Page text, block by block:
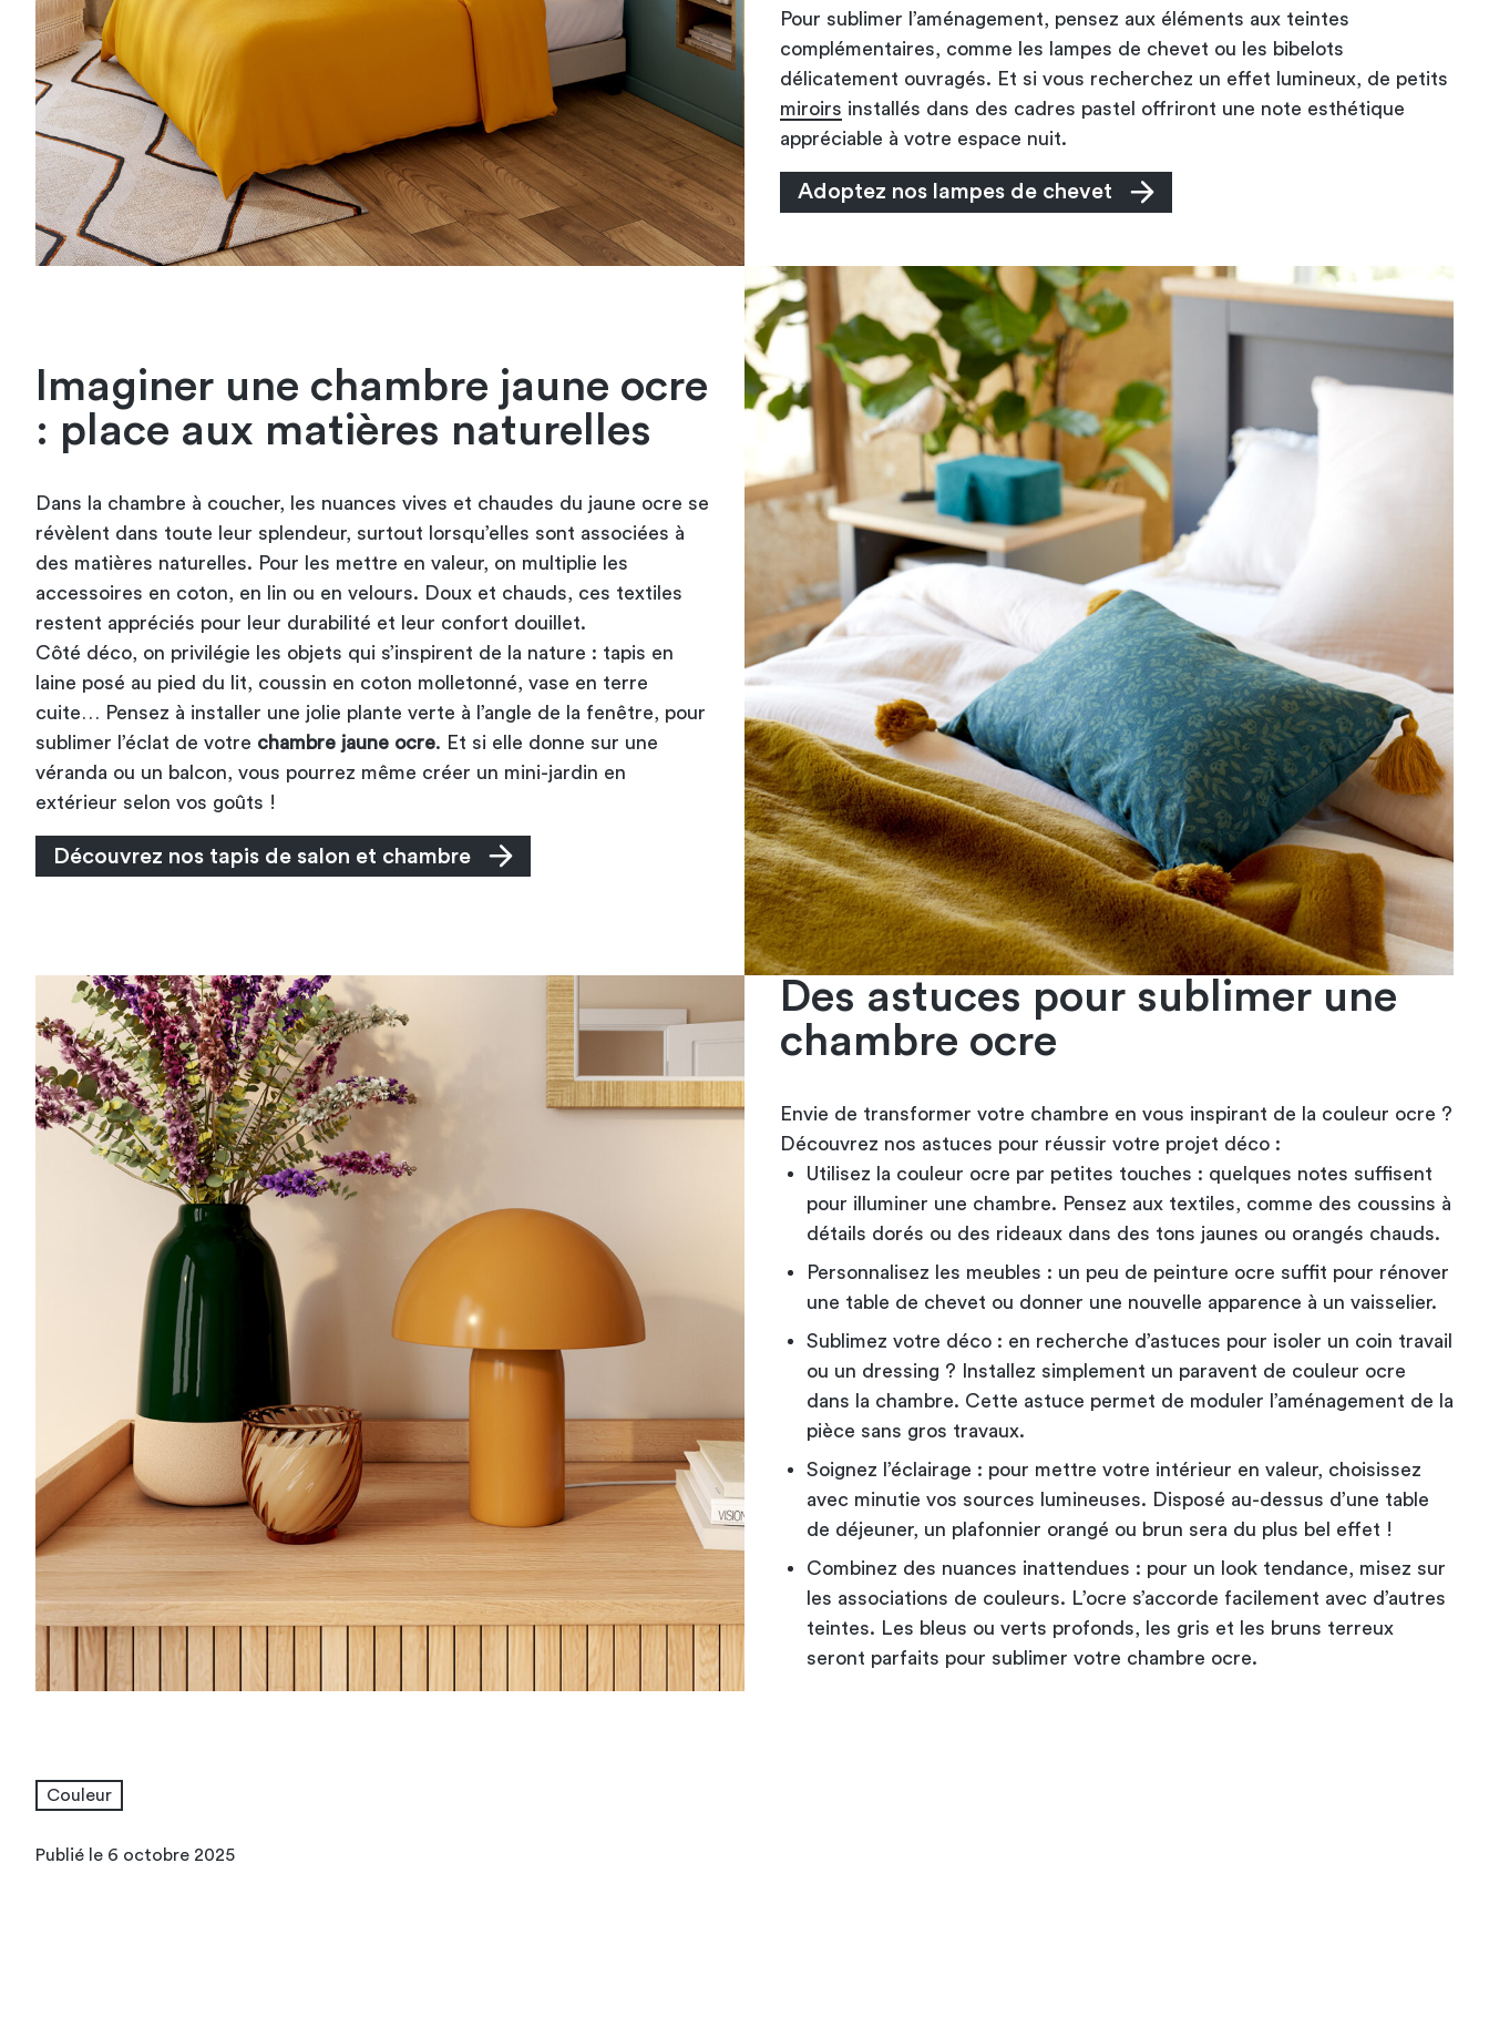
Pour sublimer l’aménagement, pensez aux éléments aux teintes
complémentaires, comme les lampes de chevet ou les bibelots
délicatement ouvragés. Et si vous recherchez un effet lumineux, de petits
miroirs installés dans des cadres pastel offriront une note esthétique
appréciable à votre espace nuit.
Adoptez nos lampes de chevet
Imaginer une chambre jaune ocre
: place aux matières naturelles
Dans la chambre à coucher, les nuances vives et chaudes du jaune ocre se
révèlent dans toute leur splendeur, surtout lorsqu’elles sont associées à
des matières naturelles. Pour les mettre en valeur, on multiplie les
accessoires en coton, en lin ou en velours. Doux et chauds, ces textiles
restent appréciés pour leur durabilité et leur confort douillet.
Côté déco, on privilégie les objets qui s’inspirent de la nature : tapis en
laine posé au pied du lit, coussin en coton molletonné, vase en terre
cuite… Pensez à installer une jolie plante verte à l’angle de la fenêtre, pour
sublimer l’éclat de votre chambre jaune ocre. Et si elle donne sur une
véranda ou un balcon, vous pourrez même créer un mini-jardin en
extérieur selon vos goûts !
Découvrez nos tapis de salon et chambre
Des astuces pour sublimer une
chambre ocre
Envie de transformer votre chambre en vous inspirant de la couleur ocre ?
Découvrez nos astuces pour réussir votre projet déco :
Utilisez la couleur ocre par petites touches : quelques notes suffisent
pour illuminer une chambre. Pensez aux textiles, comme des coussins à
détails dorés ou des rideaux dans des tons jaunes ou orangés chauds.
Personnalisez les meubles : un peu de peinture ocre suffit pour rénover
une table de chevet ou donner une nouvelle apparence à un vaisselier.
Sublimez votre déco : en recherche d’astuces pour isoler un coin travail
ou un dressing ? Installez simplement un paravent de couleur ocre
dans la chambre. Cette astuce permet de moduler l’aménagement de la
pièce sans gros travaux.
Soignez l’éclairage : pour mettre votre intérieur en valeur, choisissez
avec minutie vos sources lumineuses. Disposé au-dessus d’une table
de déjeuner, un plafonnier orangé ou brun sera du plus bel effet !
Combinez des nuances inattendues : pour un look tendance, misez sur
les associations de couleurs. L’ocre s’accorde facilement avec d’autres
teintes. Les bleus ou verts profonds, les gris et les bruns terreux
seront parfaits pour sublimer votre chambre ocre.
Couleur
Publié le 6 octobre 2025